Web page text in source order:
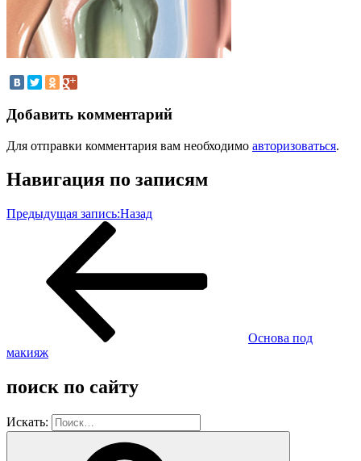
Добавить комментарий
Для отправки комментария вам необходимо авторизоваться.
Навигация по записям
Предыдущая запись:Назад
Основа под
макияж
поиск по сайту
Искать: